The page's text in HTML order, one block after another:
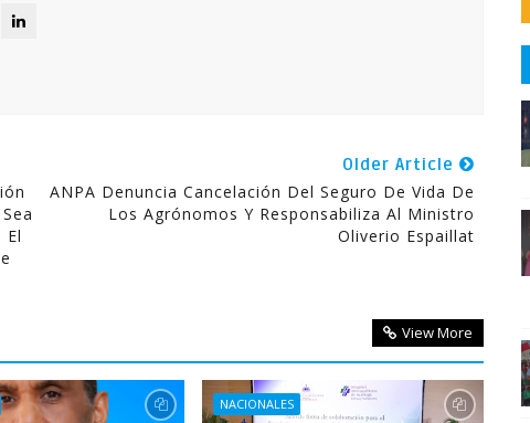
El
Older Article
ANPA Denuncia Cancelación Del Seguro De Vida De
Los Agrónomos Y Responsabiliza Al Ministro
Oliverio Espaillat
View More
NACIONALES